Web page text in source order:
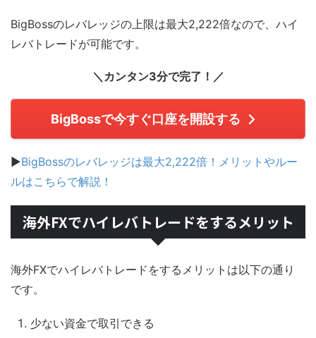
BigBossのレバレッジの上限は最大2,222倍なので、ハイ
レバトレードが可能です。
＼カンタン3分で完了！／
BigBossで今すぐ口座を開設する
▶BigBossのレバレッジは最大2,222倍！メリットやルー
ルはこちらで解説！
海外FXでハイレバトレードをするメリット
海外FXでハイレバトレードをするメリットは以下の通り
です。
少ない資金で取引できる